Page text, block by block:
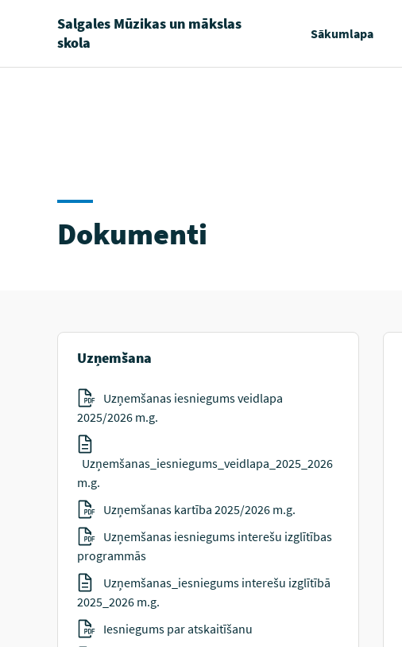
Salgales Mūzikas un mākslas
skola
Sākumlapa
Dokumenti
Uzņemšana
Uzņemšanas iesniegums veidlapa
2025/2026 m.g.
Uzņemšanas_iesniegums_veidlapa_2025_2026
m.g.
Uzņemšanas kartība 2025/2026 m.g.
Uzņemšanas iesniegums interešu izglītības
programmās
Uzņemšanas_iesniegums interešu izglītībā
2025_2026 m.g.
Iesniegums par atskaitīšanu